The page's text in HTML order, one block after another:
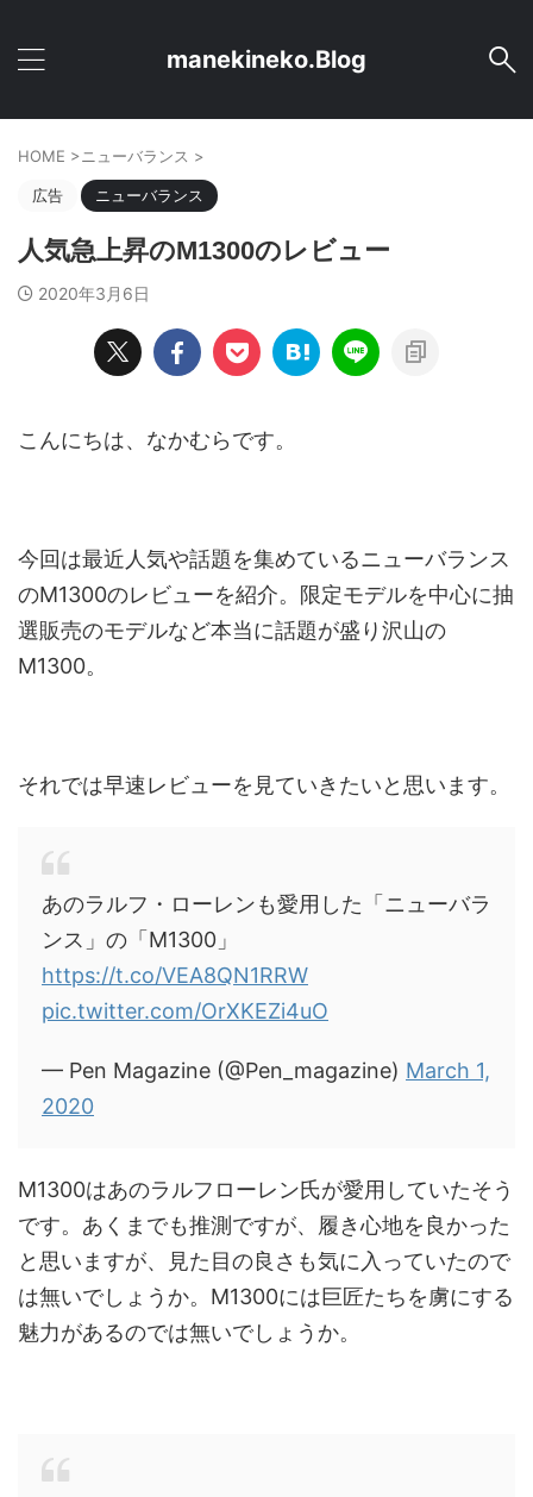
manekineko.Blog
HOME >ニューバランス >
広告 ニューバランス
人気急上昇のM1300のレビュー
2020年3月6日
こんにちは、なかむらです。
今回は最近人気や話題を集めているニューバランス
のM1300のレビューを紹介。限定モデルを中心に抽
選販売のモデルなど本当に話題が盛り沢山の
M1300。
それでは早速レビューを見ていきたいと思います。
あのラルフ・ローレンも愛用した「ニューバラ
ンス」の「M1300」
https://t.co/VEA8QN1RRW
pic.twitter.com/OrXKEZi4uO
— Pen Magazine (@Pen_magazine) March 1,
2020
M1300はあのラルフローレン氏が愛用していたそう
です。あくまでも推測ですが、履き心地を良かった
と思いますが、見た目の良さも気に入っていたので
は無いでしょうか。M1300には巨匠たちを虜にする
魅力があるのでは無いでしょうか。